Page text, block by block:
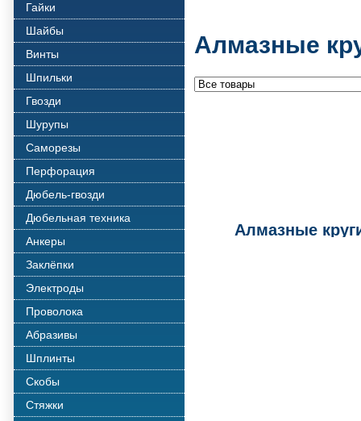
Гайки
Шайбы
Винты
Шпильки
Гвозди
Шурупы
Саморезы
Перфорация
Дюбель-гвозди
Дюбельная техника
Анкеры
Заклёпки
Электроды
Проволока
Абразивы
Шплинты
Скобы
Стяжки
Алмазные
Алмазные